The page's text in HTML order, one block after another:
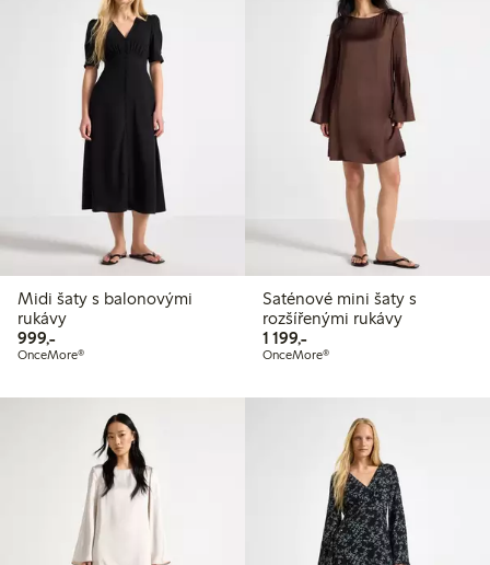
Midi šaty s balonovými
rukávy
999,-999,00 Kč
OnceMore®
Saténové mini šaty s
rozšířenými rukávy
1 199,-1 199,00 Kč
OnceMore®